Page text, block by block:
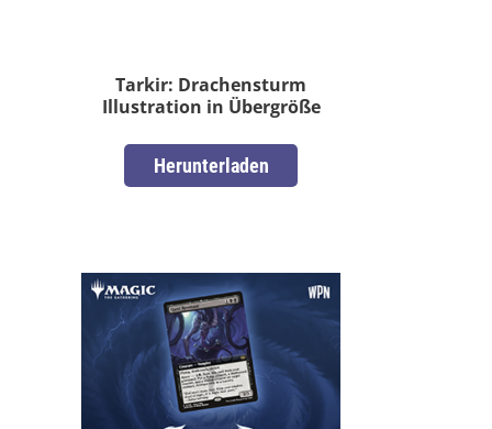
Tarkir: Drachensturm
Illustration in Übergröße
Herunterladen